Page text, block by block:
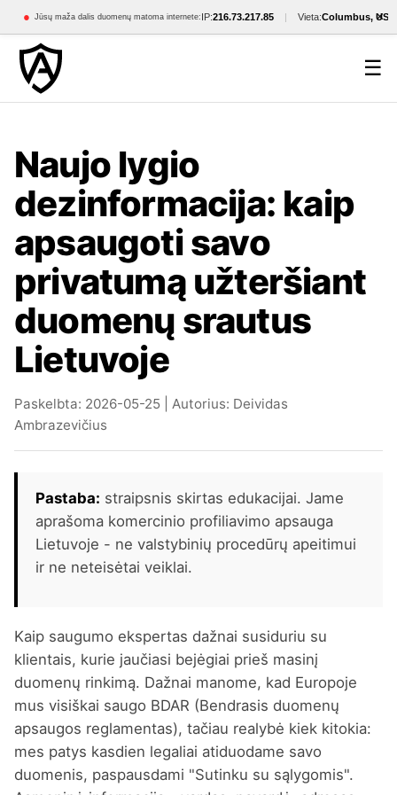
● Jūsų maža dalis duomenų matoma internete: IP:216.73.217.85 | Vieta:Columbus, US
×
☰
Naujo lygio
dezinformacija: kaip
apsaugoti savo
privatumą užteršiant
duomenų srautus
Lietuvoje
Paskelbta: 2026-05-25 | Autorius: Deividas
Ambrazevičius
Pastaba: straipsnis skirtas edukacijai. Jame
aprašoma komercinio profiliavimo apsauga
Lietuvoje - ne valstybinių procedūrų apeitimui
ir ne neteisėtai veiklai.
Kaip saugumo ekspertas dažnai susiduriu su
klientais, kurie jaučiasi bejėgiai prieš masinį
duomenų rinkimą. Dažnai manome, kad Europoje
mus visiškai saugo BDAR (Bendrasis duomenų
apsaugos reglamentas), tačiau realybė kiek kitokia:
mes patys kasdien legaliai atiduodame savo
duomenis, paspausdami "Sutinku su sąlygomis".